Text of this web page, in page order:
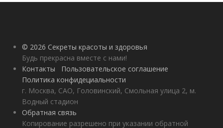
© 2026 Секреты красоты и здоровья
Будь прекрасна вместе с нами!
Контакты
Пользовательское соглашение
Политика конфидециальности
г. Москва, САО, Головинский, Смольная улица 2, м.
Водный стадион
Обратная связь
Копирование разрешено при указании обратной